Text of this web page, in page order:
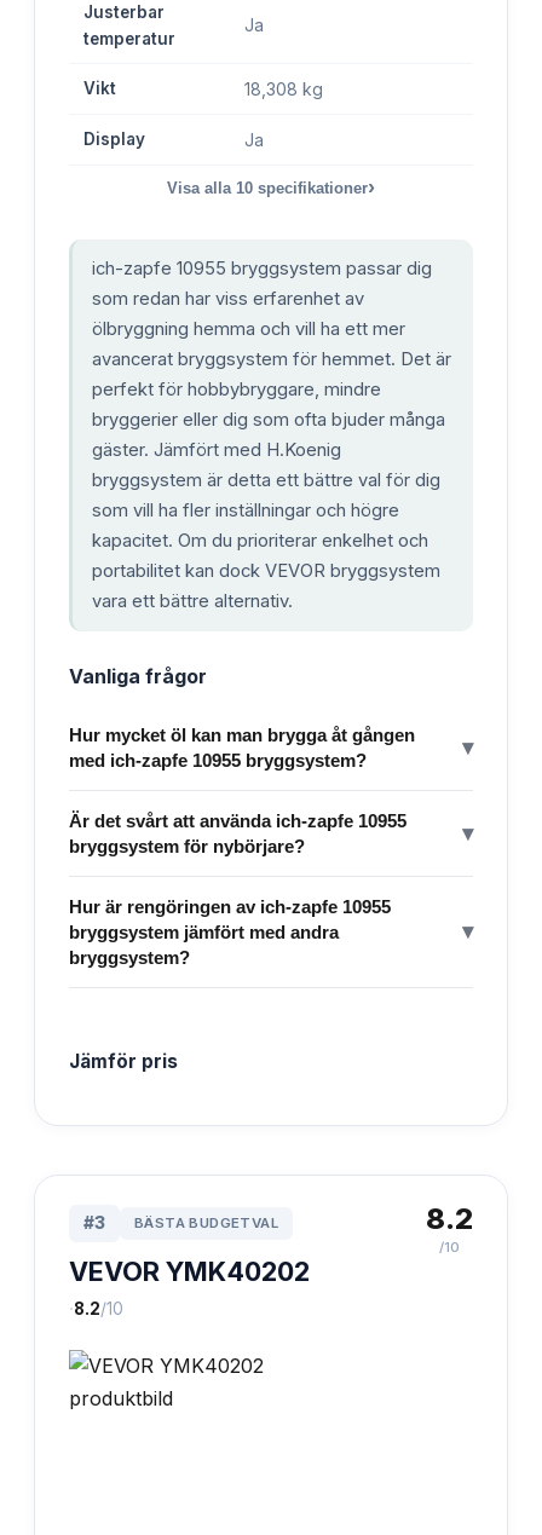
Justerbar
temperatur
Ja
Vikt 18,308 kg
Display Ja
Visa alla 10 specifikationer›
ich-zapfe 10955 bryggsystem passar dig
som redan har viss erfarenhet av
ölbryggning hemma och vill ha ett mer
avancerat bryggsystem för hemmet. Det är
perfekt för hobbybryggare, mindre
bryggerier eller dig som ofta bjuder många
gäster. Jämfört med H.Koenig
bryggsystem är detta ett bättre val för dig
som vill ha fler inställningar och högre
kapacitet. Om du prioriterar enkelhet och
portabilitet kan dock VEVOR bryggsystem
vara ett bättre alternativ.
Vanliga frågor
Hur mycket öl kan man brygga åt gången
med ich-zapfe 10955 bryggsystem?
▾
Är det svårt att använda ich-zapfe 10955
bryggsystem för nybörjare?
▾
Hur är rengöringen av ich-zapfe 10955
bryggsystem jämfört med andra
bryggsystem?
▾
Jämför pris
#3 BÄSTA BUDGETVAL
VEVOR YMK40202
·8.2/10
8.2
/10